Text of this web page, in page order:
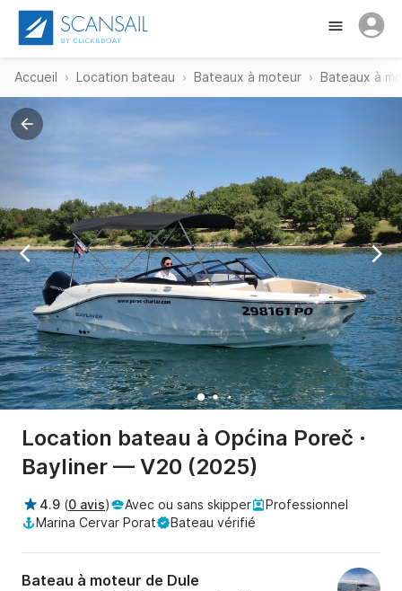
Accueil Location bateau Bateaux à moteur Bateaux à
Location bateau à Općina Poreč ·
Bayliner — V20 (2025)
4.9 (0 avis) Avec ou sans skipper
Professionnel
Marina Cervar Porat
Bateau vérifié
Bateau à moteur de Dule